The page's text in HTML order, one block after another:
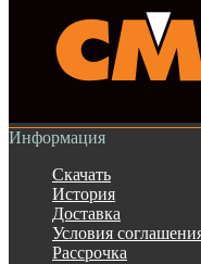
Информация
Скачать
История
Доставка
Условия
Рассрочка